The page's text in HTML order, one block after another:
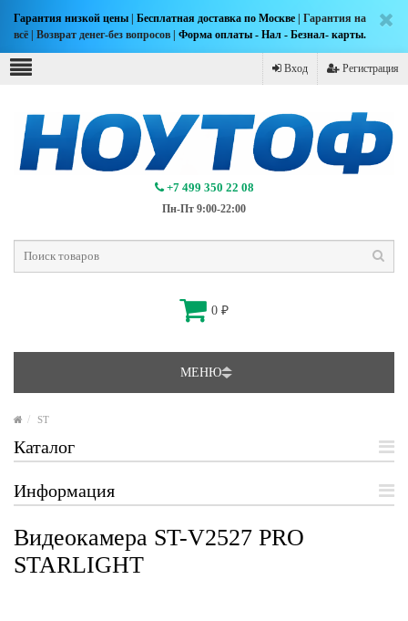
Гарантия низкой цены Бесплатная доставка по Москве | Гарантия на
всё | Возврат денег-без вопросов | Форма оплаты - Нал - Безнал- карты.
Вход Регистрация
+7 499 350 22 08
Пн-Пт 9:00-22:00
0 ₽
МЕНЮ
ST
Каталог
Информация
Видеокамера ST-V2527 PRO
STARLIGHT